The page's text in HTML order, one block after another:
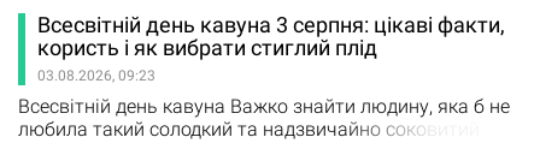
+36°C. За даними Харківського регіонального
гідрометцентру, очікується мінлива хмарність без
істотних опадів. Вітер буде північно-східний, зі
швидкістю 5–10 м/с. Уночі стовпчики термометрів
показуватимуть…
Всесвітній день кавуна 3 серпня: цікаві факти,
користь і як вибрати стиглий плід
03.08.2026, 09:23
Всесвітній день кавуна Важко знайти людину, яка б не
любила такий солодкий та надзвичайно соковитий